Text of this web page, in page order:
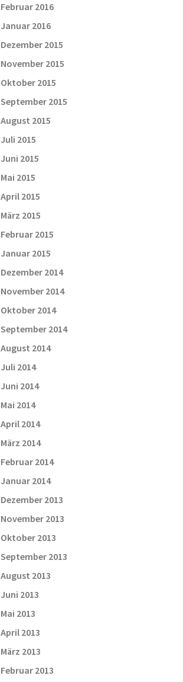
Februar 2016
Januar 2016
Dezember 2015
November 2015
Oktober 2015
September 2015
August 2015
Juli 2015
Juni 2015
Mai 2015
April 2015
März 2015
Februar 2015
Januar 2015
Dezember 2014
November 2014
Oktober 2014
September 2014
August 2014
Juli 2014
Juni 2014
Mai 2014
April 2014
März 2014
Februar 2014
Januar 2014
Dezember 2013
November 2013
Oktober 2013
September 2013
August 2013
Juni 2013
Mai 2013
April 2013
März 2013
Februar 2013